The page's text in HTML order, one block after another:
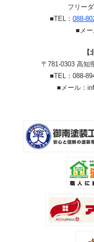
フリー
■TEL： 088-
■メ
【
〒781-0303 高知
■TEL：088-
■メール：